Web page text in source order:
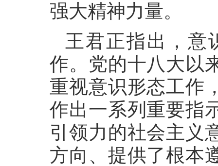
强大精神力量。
王君正指出，意
作。党的十八大以
重视意识形态工作
作出一系列重要指
引领力的社会主义
方向、提供了根本